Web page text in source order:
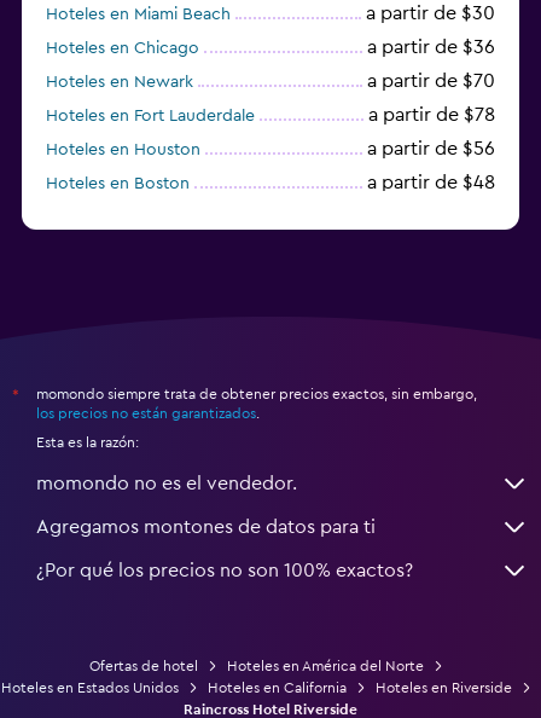
Hoteles en Miami Beach a partir de $30
Hoteles en Chicago a partir de $36
Hoteles en Newark a partir de $70
Hoteles en Fort Lauderdale a partir de $78
Hoteles en Houston a partir de $56
Hoteles en Boston a partir de $48
*
momondo siempre trata de obtener precios exactos, sin embargo,
los precios no están garantizados
Esta es la razón:
momondo no es el vendedor.
Agregamos montones de datos para ti
¿Por qué los precios no son 100% exactos?
Ofertas de hotel
Hoteles en América del Norte
Hoteles en Estados Unidos
Hoteles en California
Hoteles en Riverside
Raincross Hotel Riverside